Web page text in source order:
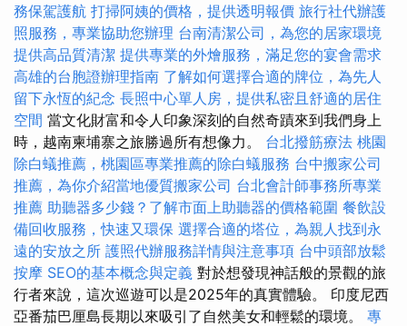
務保駕護航 打掃阿姨的價格，提供透明報價 旅行社代辦護
照服務，專業協助您辦理 台南清潔公司，為您的居家環境
提供高品質清潔 提供專業的外燴服務，滿足您的宴會需求
高雄的台胞證辦理指南 了解如何選擇合適的牌位，為先人
留下永恆的紀念 長照中心單人房，提供私密且舒適的居住
空間 當文化財富和令人印象深刻的自然奇蹟來到我們身上
時，越南柬埔寨之旅勝過所有想像力。 台北撥筋療法 桃園
除白蟻推薦，桃園區專業推薦的除白蟻服務 台中搬家公司
推薦，為你介紹當地優質搬家公司 台北會計師事務所專業
推薦 助聽器多少錢？了解市面上助聽器的價格範圍 餐飲設
備回收服務，快速又環保 選擇合適的塔位，為親人找到永
遠的安放之所 護照代辦服務詳情與注意事項 台中頭部放鬆
按摩 SEO的基本概念與定義 對於想發現神話般的景觀的旅
行者來說，這次巡遊可以是2025年的真實體驗。 印度尼西
亞番茄巴厘島長期以來吸引了自然美女和輕鬆的環境。 專